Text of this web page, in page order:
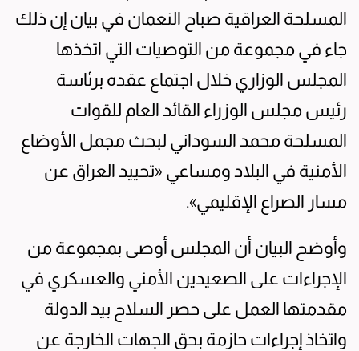
المسلحة العراقية صباح النعمان في بيان إن ذلك
جاء في مجموعة من التوصيات التي اتخذها
المجلس الوزاري خلال اجتماع عقده برئاسة
رئيس مجلس الوزراء القائد العام للقوات
المسلحة محمد السوداني لبحث مجمل الأوضاع
الأمنية في البلاد ومساعي «تحييد العراق عن
مسار الصراع الإقليمي».
وأوضح البيان أن المجلس أوصى بمجموعة من
الإجراءات على الصعيدين الأمني والعسكري في
مقدمتها العمل على حصر السلاح بيد الدولة
واتخاذ إجراءات حازمة بحق الجهات الخارجة عن